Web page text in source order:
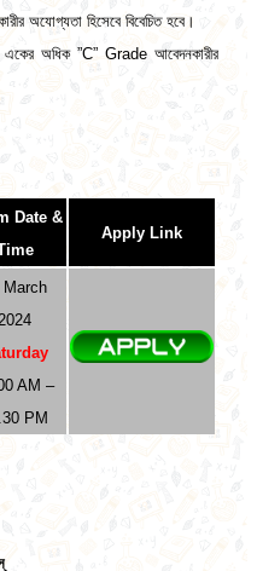
অযোগ্যতা হিসেবে বিবেচিত হবে।
অধিক ”C” Grade আবেদনকারীর
Date &
Apply Link
March
AM –
PM